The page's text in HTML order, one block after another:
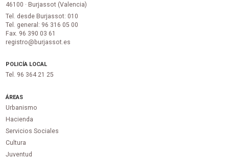
46100 · Burjassot (Valencia)
Tel. desde Burjassot: 010
Tel. general: 96 316 05 00
Fax. 96 390 03 61
registro@burjassot.es
POLICÍA LOCAL
Tel. 96 364 21 25
ÁREAS
Urbanismo
Hacienda
Servicios Sociales
Cultura
Juventud